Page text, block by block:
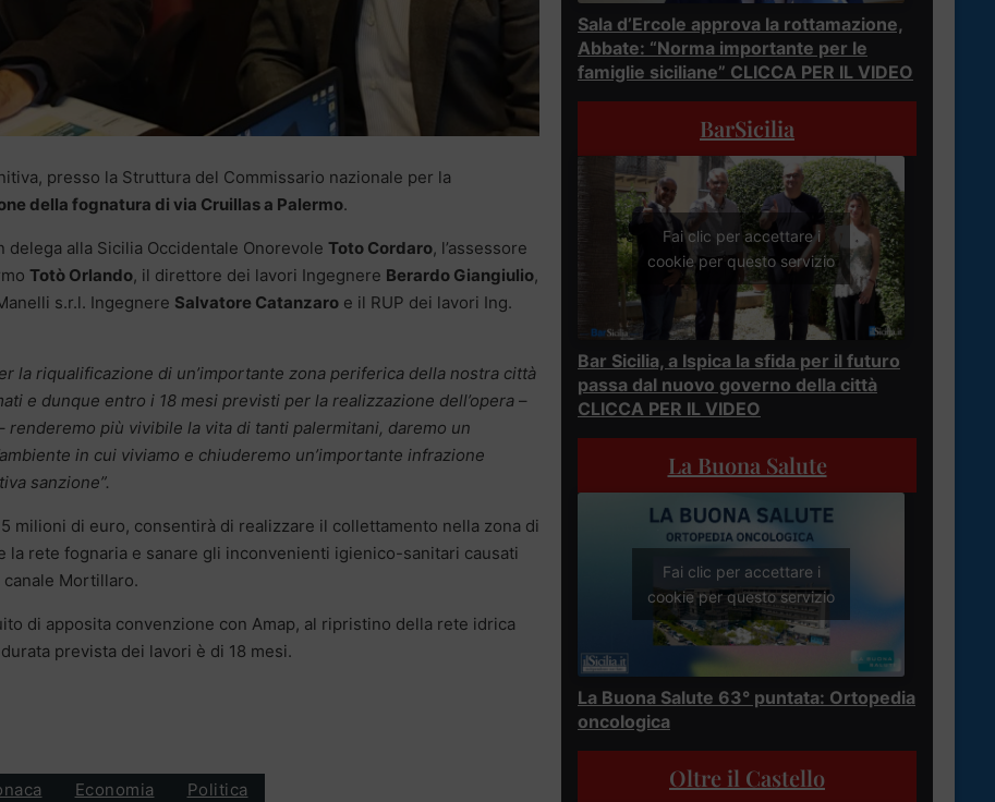
presso la Struttura del Commissario nazionale per la
della fognatura di via Cruillas a Palermo.
alla Sicilia Occidentale Onorevole Toto Cordaro, l’assessore
Totò Orlando, il direttore dei lavori Ingegnere Berardo Giangiulio,
s.r.l. Ingegnere Salvatore Catanzaro e il RUP dei lavori Ing.
la riqualificazione di un’importante zona periferica della nostra città
e dunque entro i 18 mesi previsti per la realizzazione dell’opera –
renderemo più vivibile la vita di tanti palermitani, daremo un
in cui viviamo e chiuderemo un’importante infrazione
sanzione”.
milioni di euro, consentirà di realizzare il collettamento nella zona di
la rete fognaria e sanare gli inconvenienti igienico-sanitari causati
Mortillaro.
di apposita convenzione con Amap, al ripristino della rete idrica
prevista dei lavori è di 18 mesi.
Economia Politica
Sala d’Ercole approva la rottamazione,
Abbate: “Norma importante per le
famiglie siciliane” CLICCA PER IL VIDEO
BarSicilia
Fai clic per accettare i
cookie per questo servizio
Bar Sicilia, a Ispica la sfida per il futuro
passa dal nuovo governo della città
CLICCA PER IL VIDEO
La Buona Salute
Fai clic per accettare i
cookie per questo servizio
La Buona Salute 63° puntata: Ortopedia
oncologica
Oltre il Castello